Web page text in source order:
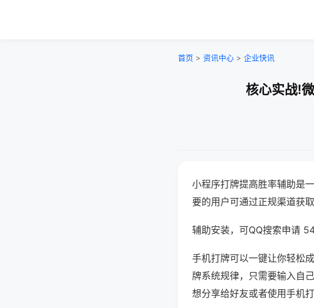
首页 > 资讯中心 > 企业快讯
核心实战!
小程序打牌提高胜率辅助是
要的用户可通过正规渠道获取
辅助安装，可QQ搜索申请
手机打牌可以一键让你轻松
牌系统规律，只需要输入自
想分享给好友或者使用手机